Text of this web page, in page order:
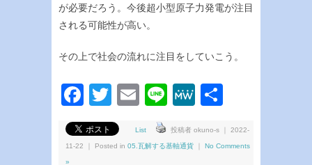
が必要だろう。今後超小型原子力発電が注目
される可能性が高い。
その上で社会の流れに注目をしていこう。
Facebook
Twitter
EmailLineMeWe
List 投稿者 okuno-s ｜ 2022-
11-22 ｜ Posted in 05.瓦解する基軸通貨 No Comments
»